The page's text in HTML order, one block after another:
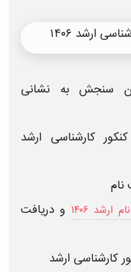
ارشد ۱۴۰۶
سنجش به نشانی
کارشناسی ارشد
۱۴۰۶
و دریافت
کارشناسی ارشد